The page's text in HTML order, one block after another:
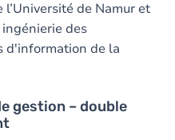
de Namur et
des
d'information de la
gestion – double